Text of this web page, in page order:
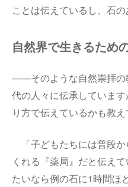
ことは伝えているし、石
自然界で生きるため
——そのような自然崇拝の
代の人々に伝承していま
り方で伝えているかも教え
「子どもたちには普段
くれる『薬局』だと伝え
たいなら例の石に1時間ほ